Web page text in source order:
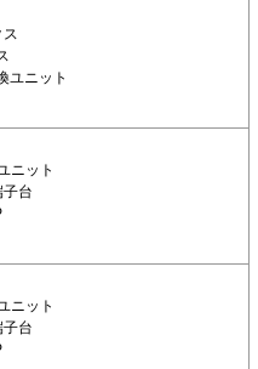
ユニット
ニット
台
ニット
台